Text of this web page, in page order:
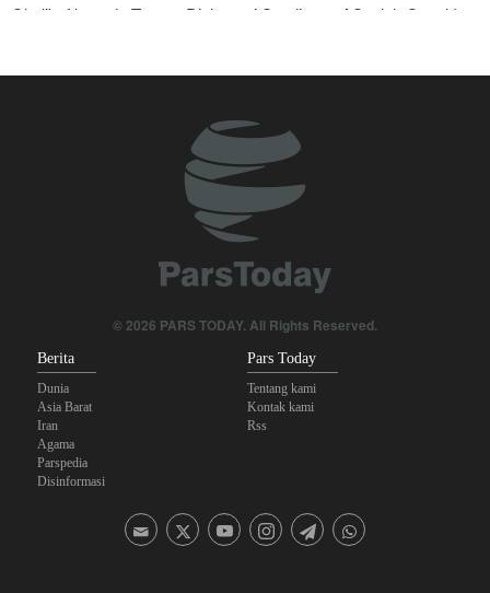
Ghalibaf kepada Trump: Diplomasi Sandiwara AS telah Gagal !
Joe Kent: Komunitas Intelijen AS Tahu Iran Tidak Buat Nuklir, Tapi
Suara Mereka Dibungkam
Mengapa Lobi Zionis di Amerika Tidak Lagi Seefektif Dulu?
Sanders: Trump Berbahaya Seret AS dalam Perang yang
Menghancurkan© 2026 PARS TODAY. All Rights Reserved.
Berita
Dunia
Asia Barat
Iran
Agama
Parspedia
Disinformasi
Pars Today
Tentang kami
Kontak kami
Rss